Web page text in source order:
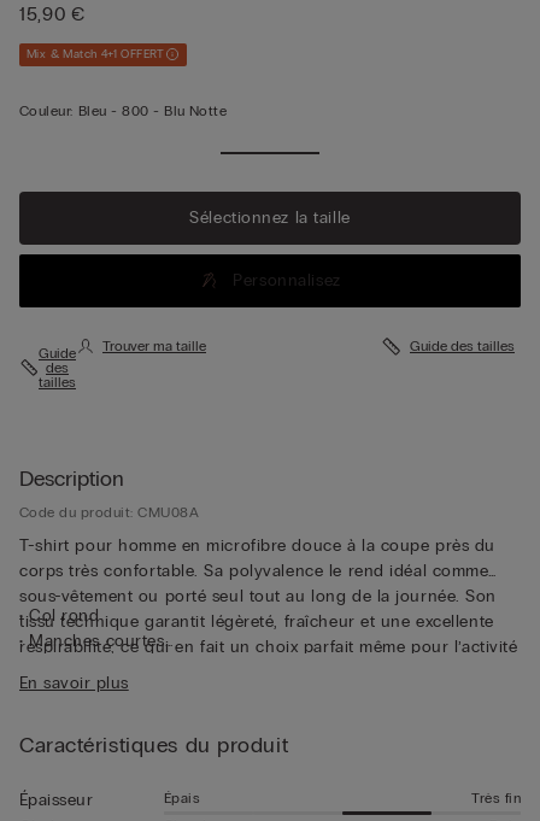
15,90 €
Mix & Match 4+1 OFFERT
Couleur: Bleu -800 - Blu Notte
Sélectionnez la taille
Personnalisez
Guide
des
tailles
Trouver ma taille Guide des tailles
Description
Code du produit: CMU08A
T-shirt pour homme en microfibre douce à la coupe près du
corps très confortable. Sa polyvalence le rend idéal comme
sous-vêtement ou porté seul tout au long de la journée. Son
tissu technique garantit légèreté, fraîcheur et une excellente
respirabilité, ce qui en fait un choix parfait même pour l’activité
sportive.
• Col rond
• Manches courtes
• Le mannequin mesure 1,85 m et porte une taille L
En savoir plus
Caractéristiques du produit
Épaisseur Épais Très fin